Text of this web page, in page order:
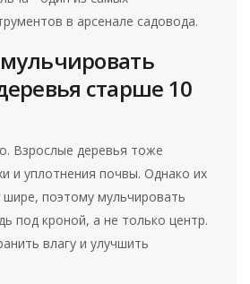
в арсенале садовода.
старше 10
Взрослые деревья тоже
и уплотнения почвы. Однако их
шире, поэтому мульчировать
под кроной, а не только центр.
влагу и улучшить